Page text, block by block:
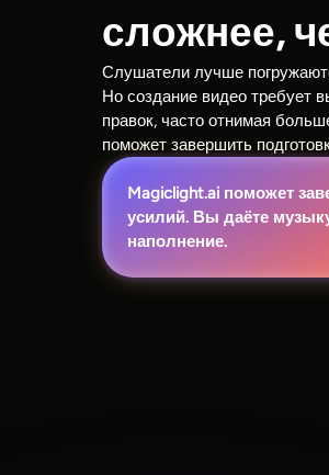
сложнее,
Слушатели лучше
Но создание видео требует
правок, часто отнимая
поможет завершить
Magiclight.ai поможет
усилий. Вы даёте
наполнение.